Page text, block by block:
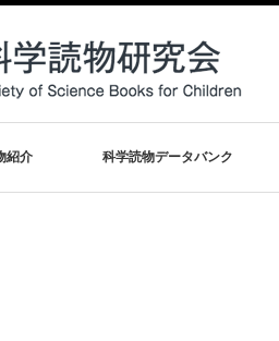
紹介 科学読物データバンク